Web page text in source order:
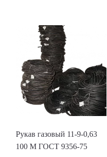
Рукав газовый 11-9-0,63
100 М ГОСТ 9356-75